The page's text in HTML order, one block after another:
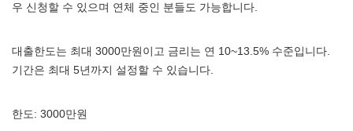
우 신청할 수 있으며 연체 중인 분들도 가능합니다.
대출한도는 최대 3000만원이고 금리는 연 10~13.5% 수준입니다.
기간은 최대 5년까지 설정할 수 있습니다.
한도: 3000만원